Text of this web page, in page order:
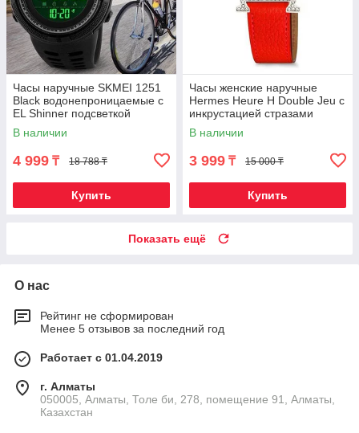
Часы наручные SKMEI 1251
Black водонепроницаемые с
EL Shinner подсветкой
В наличии
4 999 ₸ 18 788 ₸
Купить
Часы женские наручные
Hermes Heure H Double Jeu с
инкрустацией стразами
[реплика] (Красное вино)
В наличии
3 999 ₸ 15 000 ₸
Купить
Показать ещё
О нас
Рейтинг не сформирован
Менее 5 отзывов за последний год
Работает с 01.04.2019
г. Алматы
050005, Алматы, Толе би, 278, помещение 91, Алматы,
Казахстан